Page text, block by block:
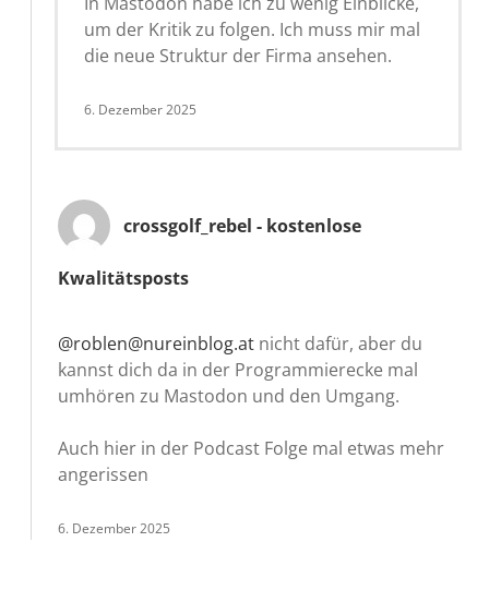
um der Kritik zu folgen. Ich muss mir mal
die neue Struktur der Firma ansehen.
6. Dezember 2025
crossgolf_rebel - kostenlose
Kwalitätsposts
@roblen@nureinblog.at nicht dafür, aber du
kannst dich da in der Programmierecke mal
umhören zu Mastodon und den Umgang.
Auch hier in der Podcast Folge mal etwas mehr
angerissen
6. Dezember 2025